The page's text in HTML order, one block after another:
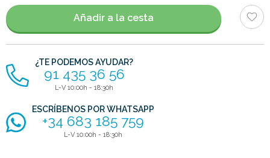
artículos
Añadir a la cesta
¿TE PODEMOS AYUDAR?
91 435 36 56
L-V 10:00h - 18:30h
ESCRÍBENOS POR WHATSAPP
+34 683 185 759
L-V 10:00h - 18:30h